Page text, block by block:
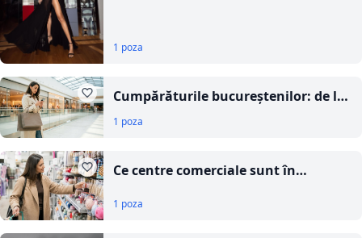
1 poza
Cumpărăturile bucureștenilor: de la
mall la comanda online
1 poza
Ce centre comerciale sunt în
1 poza